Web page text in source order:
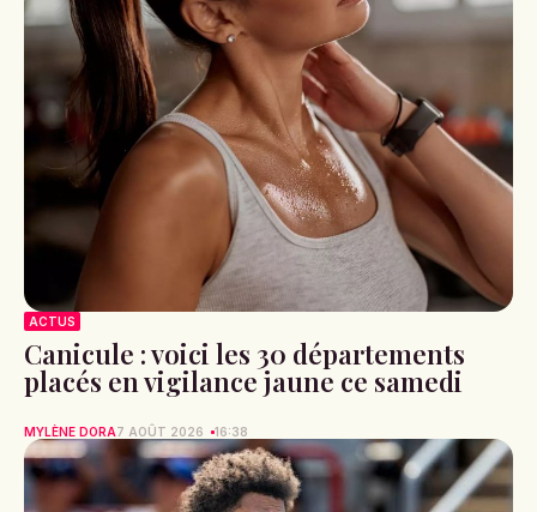
ACTUS
Canicule : voici les 30 départements
placés en vigilance jaune ce samedi
MYLÈNE DORA7 AOÛT 2026 16:38